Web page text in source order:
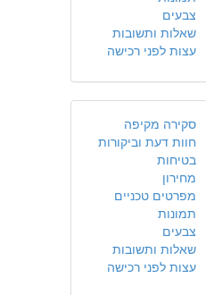
צבעים
שאלות ותשובות
עצות לפני רכישה
סקירה מקיפה
חוות דעת וביקורות
בטיחות
מחירון
מפרטים טכניים
תמונות
צבעים
שאלות ותשובות
עצות לפני רכישה